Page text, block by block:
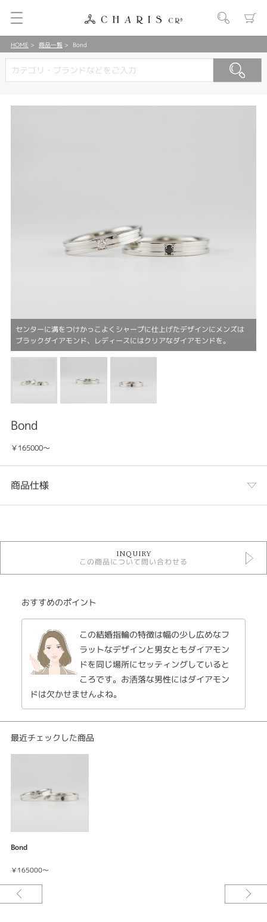
HOME 商品一覧 Bond
センターに溝をつけかっこよくシャープに仕上げたデザインにメンズは
ブラックダイアモンド、レディースにはクリアなダイアモンドを。
Bond
￥165000～
商品仕様
マリッジリングボリューム
Original Rings結婚指輪
bond ボンド
結婚指輪 men's プラチナ900 ￥165000
結婚指輪 lady's プラチナ900 ￥165000
鍛造法で仕上げたマリッジリング。鋳造法よりも硬く曲がりにくいのが特徴
鍛造とは、金属をローラーやハンマー等で叩いて圧力を加える事で、金属内
INQUIRY
この商品について問い合わせる
おすすめのポイント
この結婚指輪の特徴は幅の少し広めなフ
ラットなデザインと男女ともダイアモン
ドを同じ場所にセッティングしていると
ころです。お洒落な男性にはダイアモン
ドは欠かせませんよね。
最近チェックした商品
Bond
￥165000～